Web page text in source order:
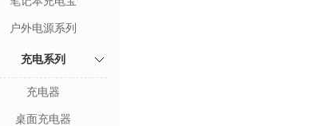
户外电源系列
充电系列
充电器
桌面充电器